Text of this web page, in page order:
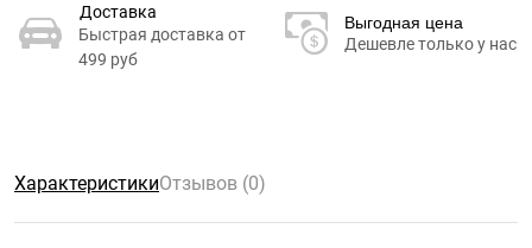
Доставка
Быстрая доставка от
499 руб
Выгодная цена
Дешевле только у нас
ХарактеристикиОтзывов (0)